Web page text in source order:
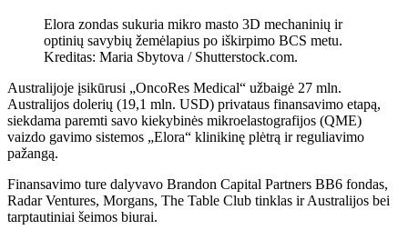
Elora zondas sukuria mikro masto 3D mechaninių ir
optinių savybių žemėlapius po iškirpimo BCS metu.
Kreditas: Maria Sbytova / Shutterstock.com.
Australijoje įsikūrusi „OncoRes Medical“ užbaigė 27 mln.
Australijos dolerių (19,1 mln. USD) privataus finansavimo etapą,
siekdama paremti savo kiekybinės mikroelastografijos (QME)
vaizdo gavimo sistemos „Elora“ klinikinę plėtrą ir reguliavimo
pažangą.
Finansavimo ture dalyvavo Brandon Capital Partners BB6 fondas,
Radar Ventures, Morgans, The Table Club tinklas ir Australijos bei
tarptautiniai šeimos biurai.